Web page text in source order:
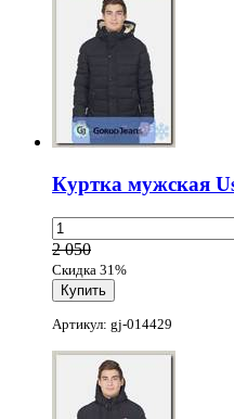
Куртка мужская
2 050
Скидка 31%
Артикул: gj-014429